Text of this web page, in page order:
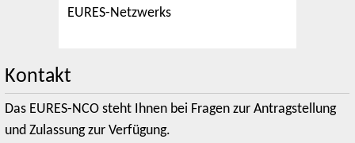
EURES-Netzwerks
Kontakt
Das EURES-NCO steht Ihnen bei Fragen zur Antragstellung
und Zulassung zur Verfügung.